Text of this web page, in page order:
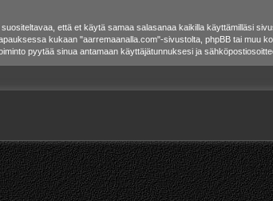
että et käytä samaa salasanaa kaikilla käyttämilläsi
kukaan "aarremaanalla.com"-sivustolta, phpBB tai muu
pyytää sinua antamaan käyttäjätunnuksesi ja